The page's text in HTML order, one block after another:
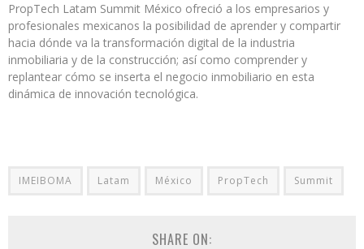
PropTech Latam Summit México ofreció a los empresarios y
profesionales mexicanos la posibilidad de aprender y compartir
hacia dónde va la transformación digital de la industria
inmobiliaria y de la construcción; así como comprender y
replantear cómo se inserta el negocio inmobiliario en esta
dinámica de innovación tecnológica.
IMEIBOMA Latam México PropTech Summit
SHARE ON: